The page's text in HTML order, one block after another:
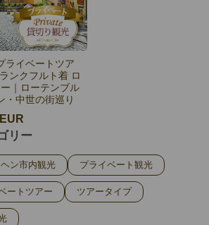
ライベートツア
ンクフルト着 ロ
｜ローテンブル
・中世の街巡り
リー
ヘン市内観光 プライベート観光
ートツアー ツアータイプ